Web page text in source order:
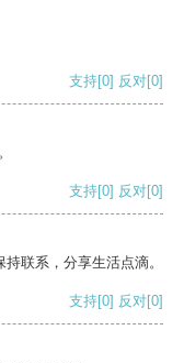
支持[0] 反对[0]
支持[0] 反对[0]
联系，分享生活点滴。
支持[0] 反对[0]